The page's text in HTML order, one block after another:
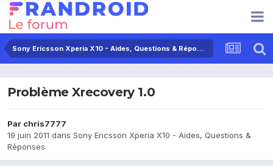
Sony Ericsson Xperia X10 - Aides, Questions & Réponses
Problème Xrecovery 1.0
Par chris7777
19 juin 2011 dans Sony Ericsson Xperia X10 - Aides, Questions &
Réponses